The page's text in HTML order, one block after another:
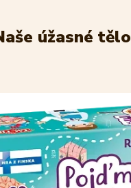
úžasné tělo